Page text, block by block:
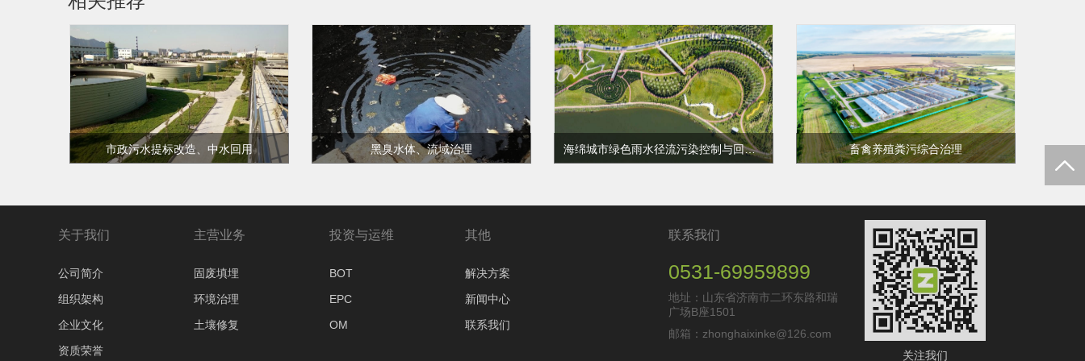
市政污水提标改造、中水回用
国研究的热点。然而随着大量的生活
中，给水体造成严重污染，对渔业用
水、生活...
查看更多
黑臭水体、流域治理
生态文明建设中最为棘手的问题。
海绵城市绿色雨水径流污染控制与回收利用技术
查看更多
畜禽养殖粪污综合治理
展。但每天产生的大量粪污如果不经
处理直接排放，将会对生态环境造成
严重危害，同时还会威胁到人类生命
健康和养殖产业健康可持续发展。提
高畜禽养殖废物的处理效率，积极实
施资源化利用，对转变养殖模式，提
高养殖效益，减少废物污染，减少动
物疫病传播都有着很大帮助。中海新
查看更多
关于我们
公司简介
组织架构
企业文化
资质荣誉
主营业务
固废填埋
环境治理
土壤修复
投资与运维
BOT
EPC
OM
其他
解决方案
新闻中心
联系我们
联系我们
0531-69959899
地址：山东省济南市二环东路和瑞
广场B座1501
邮箱：zhonghaixinke@126.com
关注我们